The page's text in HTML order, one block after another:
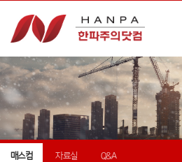
매스컴 자료실 Q&A